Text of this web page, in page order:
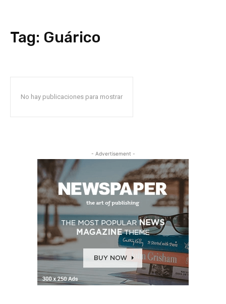
Tag: Guárico
No hay publicaciones para mostrar
- Advertisement -